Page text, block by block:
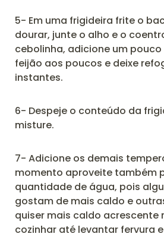
5- Em uma frigideira frite o
dourar, junte o alho e o
cebolinha, adicione um
feijão aos poucos e deixe
instantes.
6- Despeje o conteúdo da
misture.
7- Adicione os demais
momento aproveite também
quantidade de água, pois
gostam de mais caldo e
quiser mais caldo acrescente
cozinhar até levantar fervura